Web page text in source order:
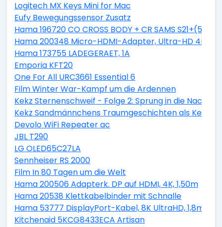
Logitech MX Keys Mini for Mac
Eufy Bewegungssensor Zusatz
Hama 196720 CO CROSS BODY + CR SAMS S21+(5G)
Hama 200348 Micro-HDMI-Adapter, Ultra-HD 4K
Hama 173755 LADEGERAET, 1A
Emporia KFT20
One For All URC3661 Essential 6
Film Winter War-Kampf um die Ardennen
Kekz Sternenschweif - Folge 2: Sprung in die Nacht
Kekz Sandmännchens Traumgeschichten als Kekz
Devolo WiFi Repeater ac
JBL T290
LG OLED65C27LA
Sennheiser RS 2000
Film In 80 Tagen um die Welt
Hama 200506 Adapterk. DP auf HDMI, 4K, 1,50m
Hama 20538 Klettkabelbinder mit Schnalle
Hama 53777 DisplayPort-Kabel, 8K UltraHD, 1,8m
Kitchenaid 5KCG8433ECA Artisan